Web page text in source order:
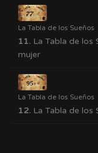
La Tabla de los Sueños
11. La Tabla de los
mujer
La Tabla de los Sueños
12. La Tabla de los